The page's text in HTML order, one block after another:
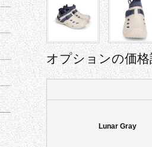
オプションの価
Lunar Gray